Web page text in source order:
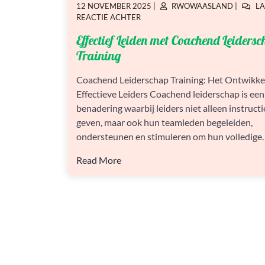
GEPLAATST
OP
12 NOVEMBER 2025
GEPLAATST
RWOWAASLAND
REACTIE ACHTEROP
LEIDEN
TRAINING
Effectief Leiden met Coachend
Training
Coachend Leiderschap Training: Het
Effectieve Leiders Coachend leiderschap is een
benadering waarbij leiders niet alleen
geven, maar ook hun teamleden begeleiden,
ondersteunen en stimuleren om hun
Read More